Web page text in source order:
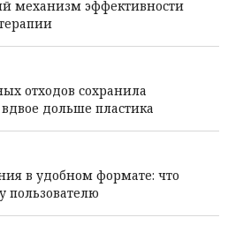
механизм эффективности
отходов сохранила
дольше пластика
в удобном формате: что
пользователю